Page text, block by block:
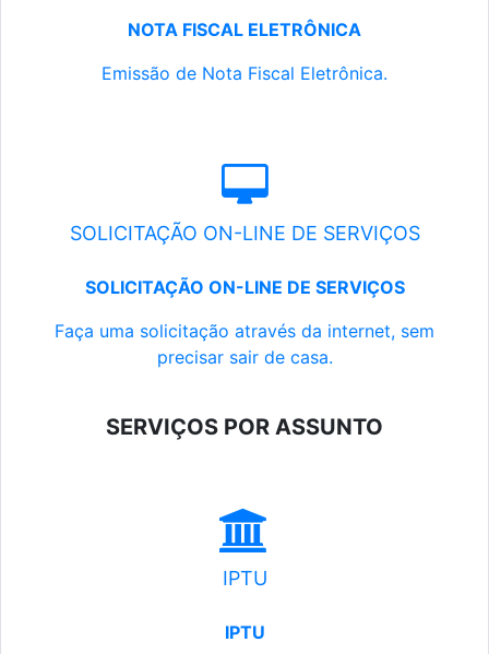
NOTA FISCAL ELETRÔNICA
Emissão de Nota Fiscal Eletrônica.
SOLICITAÇÃO ON-LINE DE SERVIÇOS
SOLICITAÇÃO ON-LINE DE SERVIÇOS
Faça uma solicitação através da internet, sem
precisar sair de casa.
SERVIÇOS POR ASSUNTO
IPTU
IPTU